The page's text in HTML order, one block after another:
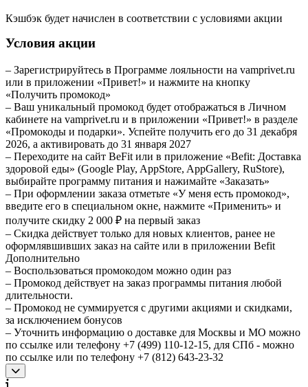
Кэшбэк будет начислен в соответствии с условиями акции
Условия акции
– Зарегистрируйтесь в Программе лояльности на vamprivet.ru
или в приложении «Привет!» и нажмите на кнопку
«Получить промокод»
– Ваш уникальный промокод будет отображаться в Личном
кабинете на vamprivet.ru и в приложении «Привет!» в разделе
«Промокоды и подарки». Успейте получить его до 31 декабря
2026, а активировать до 31 января 2027
– Переходите на сайт BeFit или в приложение «Befit: Доставка
здоровой еды» (Google Play, AppStore, AppGallery, RuStore),
выбирайте программу питания и нажимайте «Заказать»
– При оформлении заказа отметьте «У меня есть промокод»,
введите его в специальном окне, нажмите «Применить» и
получите скидку 2 000 ₽ на первый заказ
– Скидка действует только для новых клиентов, ранее не
оформлявшивших заказ на сайте или в приложении Befit
Дополнительно
– Воспользоваться промокодом можно один раз
– Промокод действует на заказ программы питания любой
длительности.
– Промокод не суммируется с другими акциями и скидками,
за исключением бонусов
– Уточнить информацию о доставке для Москвы и МО можно
по ссылке или телефону +7 (499) 110-12-15, для СПб - можно
по ссылке или по телефону +7 (812) 643-23-32